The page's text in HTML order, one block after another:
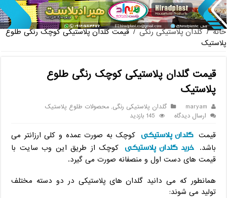
پخش عمده صندلی پلاستیکی دسته دار 889 ناصر +
خانه / گلدان پلاستیکی رنگی / قیمت گلدان پلاستیکی کوچک رنگی طلوع
پلاستیک
قیمت گلدان پلاستیکی کوچک رنگی طلوع
پلاستیک
maryam گلدان پلاستیکی رنگی,محصولات طلوع پلاستیک
ارسال دیدگاه
145 بازدید
قیمت گلدان پلاستیکی کوچک به صورت عمده و کلی ارزانتر می
باشد. خرید گلدان پلاستیکی کوچک از طریق این وب سایت با
قیمت های دست اول و منصفانه صورت می گیرد.
همانطور که می دانید گلدان های پلاستیکی در دو دسته مختلف
تولید می شوند: